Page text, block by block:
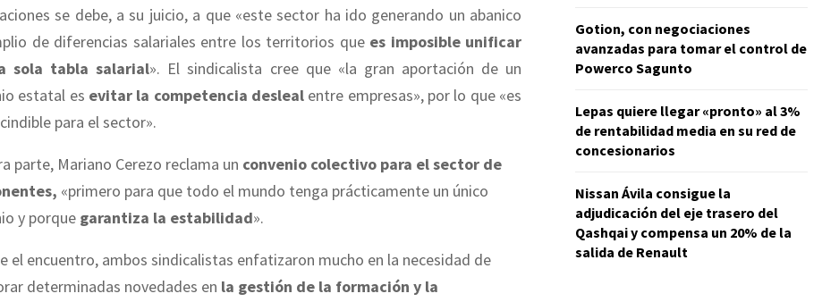
se debe, a su juicio, a que «este sector ha ido generando un abanico
de diferencias salariales entre los territorios quees imposible unificar
sola tabla salarial». El sindicalista cree que «la gran aportación de un
estatal es evitar la competencia desleal entre empresas», por lo que «es
para el sector».
parte, Mariano Cerezo reclama un convenio colectivo para el sector de
«primero para que todo el mundo tenga prácticamente un único
y porque garantiza la estabilidad».
el encuentro, ambos sindicalistas enfatizaron mucho en la necesidad de
determinadas novedades en la gestión de la formación y la
Gotion, con negociaciones
avanzadas para tomar el control de
Powerco Sagunto
Lepas quiere llegar «pronto» al 3%
de rentabilidad media en su red de
concesionarios
Nissan Ávila consigue la
adjudicación del eje trasero del
Qashqai y compensa un 20% de la
salida de Renault